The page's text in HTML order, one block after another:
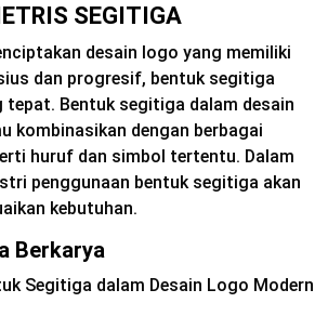
SEGITIGA
desain logo yang memiliki
dan progresif, bentuk segitiga
tepat. Bentuk segitiga dalam desain
kombinasikan dengan berbagai
huruf dan simbol tertentu. Dalam
penggunaan bentuk segitiga akan
kebutuhan.
Berkarya